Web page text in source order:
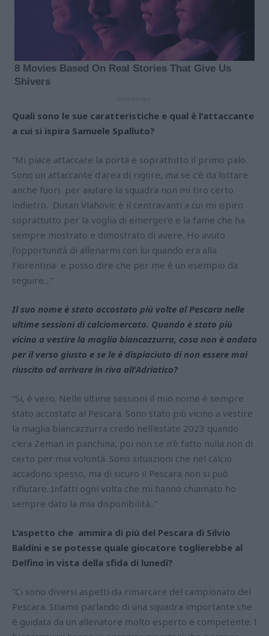
Quali sono le sue caratteristiche e qual è l'attaccante
a cui si ispira Samuele Spalluto?
“Mi piace attaccare la porta e soprattutto il primo palo.
Sono un attaccante d'area di rigore, ma se c'è da lottare
anche fuori per aiutare la squadra non mi tiro certo
indietro. Dusan Vlahovic è il centravanti a cui mi ispiro
soprattutto per la voglia di emergere e la fame che ha
sempre mostrato e dimostrato di avere. Ho avuto
l'opportunità di allenarmi con lui quando era alla
Fiorentina e posso dire che per me è un esempio da
seguire…”
Il suo nome è stato accostato più volte al Pescara nelle
ultime sessioni di calciomercato. Quando è stato più
vicino a vestire la maglia biancazzurra, cosa non è andato
per il verso giusto e se le è dispiaciuto di non essere mai
riuscito ad arrivare in riva all'Adriatico?
“Si, è vero. Nelle ultime sessioni il mio nome è sempre
stato accostato al Pescara. Sono stato più vicino a vestire
la maglia biancazzurra credo nell'estate 2023 quando
c'era Zeman in panchina, poi non se n'è fatto nulla non di
certo per mia volontà. Sono situazioni che nel calcio
accadono spesso, ma di sicuro il Pescara non si può
rifiutare. Infatti ogni volta che mi hanno chiamato ho
sempre dato la mia disponibilità.."
L'aspetto che ammira di più del Pescara di Silvio
Baldini e se potesse quale giocatore toglierebbe al
Delfino in vista della sfida di lunedì?
“Ci sono diversi aspetti da rimarcare del campionato del
Pescara. Stiamo parlando di una squadra importante che
è guidata da un allenatore molto esperto e competente. I